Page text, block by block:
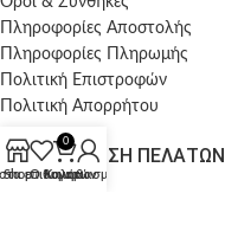
Πληροφορίες Αποστολής
Πληροφορίες Πληρωμής
Πολιτική Επιστροφών
Πολιτική Απορρήτου
ΕΞΥΠΗΡΕΤΗΣΗ ΠΕΛΑΤΩΝ
Shopεπιθυμητών
0
Καλάθι
Ο λογαριασμός μου